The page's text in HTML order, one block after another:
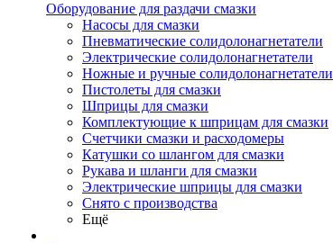
Оборудование для раздачи смазки
Насосы для смазки
Пневматические солидолонагнетатели
Электрические солидолонагнетатели
Ножные и ручные солидолонагнетатели
Пистолеты для смазки
Шприцы для смазки
Комплектующие к шприцам для смазки
Счетчики смазки и расходомеры
Катушки со шлангом для смазки
Рукава и шланги для смазки
Электрические шприцы для смазки
Снято с производства
Ещё